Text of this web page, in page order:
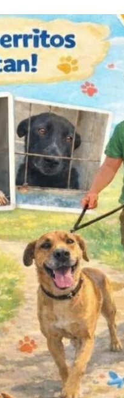
r
t
i
r